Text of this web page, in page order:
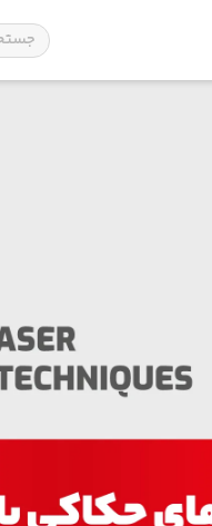
استایل دستگاه